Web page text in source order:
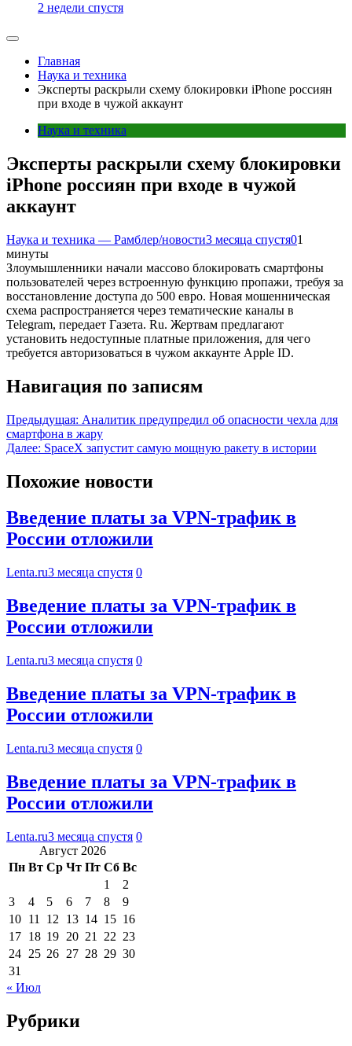
2 недели спустя
Главная
Наука и техника
Эксперты раскрыли схему блокировки iPhone россиян
при входе в чужой аккаунт
Наука и техника
Эксперты раскрыли схему блокировки
iPhone россиян при входе в чужой
аккаунт
Наука и техника — Рамблер/новости3 месяца спустя01
минуты
Злоумышленники начали массово блокировать смартфоны
пользователей через встроенную функцию пропажи, требуя за
восстановление доступа до 500 евро. Новая мошенническая
схема распространяется через тематические каналы в
Telegram, передает Газета. Ru. Жертвам предлагают
установить недоступные платные приложения, для чего
требуется авторизоваться в чужом аккаунте Apple ID.
Навигация по записям
Предыдущая: Аналитик предупредил об опасности чехла для
смартфона в жару
Далее: SpaceX запустит самую мощную ракету в истории
Похожие новости
Введение платы за VPN-трафик в
России отложили
Lenta.ru3 месяца спустя 0
Введение платы за VPN-трафик в
России отложили
Lenta.ru3 месяца спустя 0
Введение платы за VPN-трафик в
России отложили
Lenta.ru3 месяца спустя 0
Введение платы за VPN-трафик в
России отложили
Lenta.ru3 месяца спустя 0
Август 2026
Пн Вт Ср Чт Пт Сб Вс
1
2
3
4 5 6 7 8
9
10 11 12 13 14 15 16
17 18 19 20 21 22 23
24 25 26 27 28 29 30
31
« Июл
Рубрики